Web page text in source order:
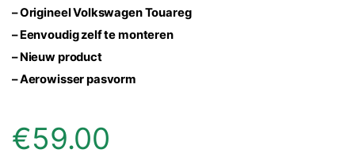
– Origineel Volkswagen Touareg
– Eenvoudig zelf te monteren
– Nieuw product
– Aerowisser pasvorm
€59.00